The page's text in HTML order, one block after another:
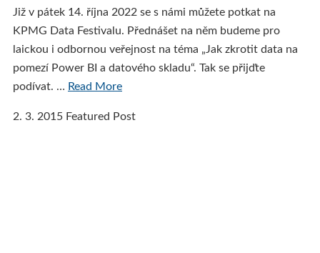
Již v pátek 14. října 2022 se s námi můžete potkat na
KPMG Data Festivalu. Přednášet na něm budeme pro
laickou i odbornou veřejnost na téma „Jak zkrotit data na
pomezí Power BI a datového skladu“. Tak se přijďte
podívat. … Read More
2. 3. 2015 Featured Post